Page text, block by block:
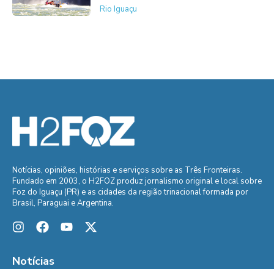
Rio Iguaçu
Notícias, opiniões, histórias e serviços sobre as Três Fronteiras.
Fundado em 2003, o H2FOZ produz jornalismo original e local sobre
Foz do Iguaçu (PR) e as cidades da região trinacional formada por
Brasil, Paraguai e Argentina.
Notícias